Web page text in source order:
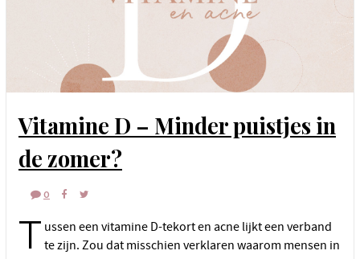
Vitamine D – Minder puistjes in
de zomer?
0
T ussen een vitamine D-tekort en acne lijkt een verband
te zijn. Zou dat misschien verklaren waarom mensen in